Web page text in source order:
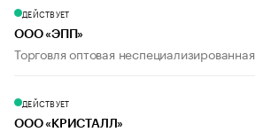
ДЕЙСТВУЕТ
ООО «ЭПП»
Торговля оптовая неспециализированная
ДЕЙСТВУЕТ
ООО «КРИСТАЛЛ»